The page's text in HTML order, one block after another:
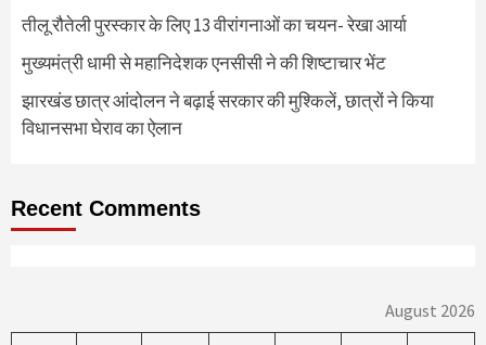
तीलू रौतेली पुरस्कार के लिए 13 वीरांगनाओं का चयन- रेखा आर्या
मुख्यमंत्री धामी से महानिदेशक एनसीसी ने की शिष्टाचार भेंट
झारखंड छात्र आंदोलन ने बढ़ाई सरकार की मुश्किलें, छात्रों ने किया
विधानसभा घेराव का ऐलान
Recent Comments
August 2026